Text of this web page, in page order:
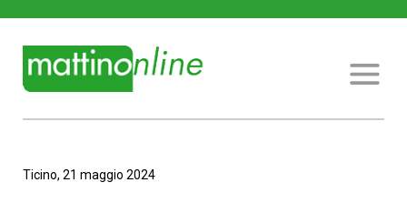
Ticino, 21 maggio 2024